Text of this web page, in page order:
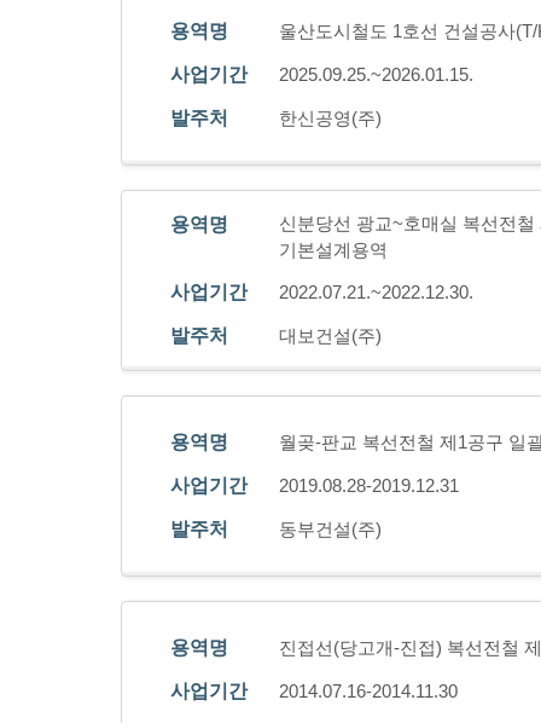
용역명 울산도시철도 1호선 건설공사
사업기간 2025.09.25.~2026.01.15.
발주처 한신공영(주)
용역명
신분당선 광교~호매실 복선전
기본설계용역
사업기간 2022.07.21.~2022.12.30.
발주처 대보건설(주)
용역명 월곶-판교 복선전철 제1공구 일
사업기간 2019.08.28-2019.12.31
발주처 동부건설(주)
용역명 진접선(당고개-진접) 복선전철
사업기간 2014.07.16-2014.11.30